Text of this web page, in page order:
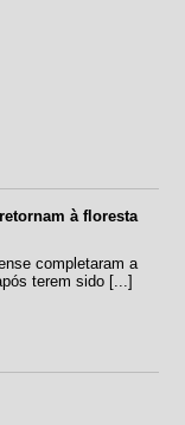
à floresta
completaram a
terem sido [...]